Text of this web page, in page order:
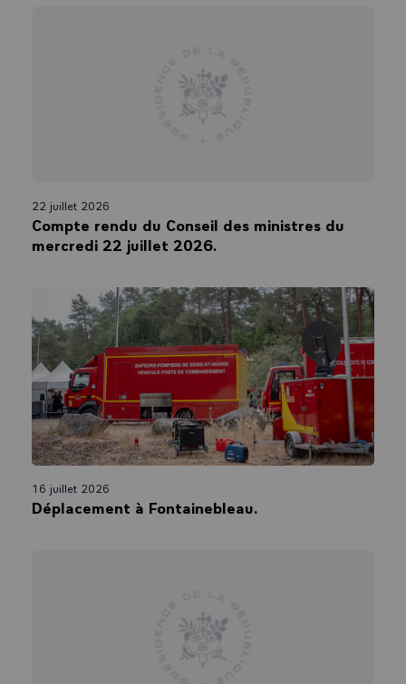
22 juillet 2026
Compte rendu du Conseil des ministres du
mercredi 22 juillet 2026.
16 juillet 2026
Déplacement à Fontainebleau.